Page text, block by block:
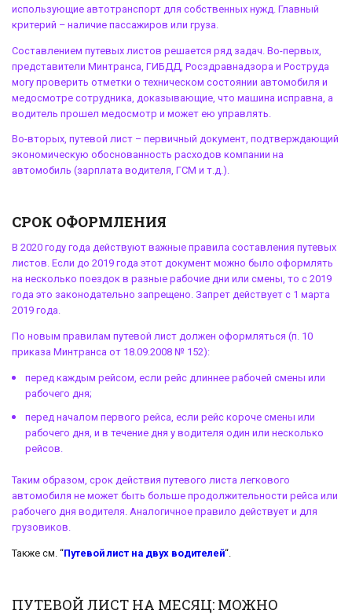
использующие автотранспорт для собственных нужд. Главный
критерий – наличие пассажиров или груза.
Составлением путевых листов решается ряд задач. Во-первых,
представители Минтранса, ГИБДД, Росздравнадзора и Роструда
могу проверить отметки о техническом состоянии автомобиля и
медосмотре сотрудника, доказывающие, что машина исправна, а
водитель прошел медосмотр и может ею управлять.
Во-вторых, путевой лист – первичный документ, подтверждающий
экономическую обоснованность расходов компании на
автомобиль (зарплата водителя, ГСМ и т.д.).
СРОК ОФОРМЛЕНИЯ
В 2020 году года действуют важные правила составления путевых
листов. Если до 2019 года этот документ можно было оформлять
на несколько поездок в разные рабочие дни или смены, то с 2019
года это законодательно запрещено. Запрет действует с 1 марта
2019 года.
По новым правилам путевой лист должен оформляться (п. 10
приказа Минтранса от 18.09.2008 № 152):
перед каждым рейсом, если рейс длиннее рабочей смены или
рабочего дня;
перед началом первого рейса, если рейс короче смены или
рабочего дня, и в течение дня у водителя один или несколько
рейсов.
Таким образом, срок действия путевого листа легкового
автомобиля не может быть больше продолжительности рейса или
рабочего дня водителя. Аналогичное правило действует и для
грузовиков.
Также см. “Путевой лист на двух водителей“.
ПУТЕВОЙ ЛИСТ НА МЕСЯЦ: МОЖНО